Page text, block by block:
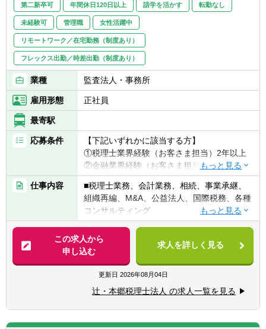
第二新卒可 年間休日120日以上 語学を活かす 転勤なし
未経験可 管理職 女性活躍中
リモートワーク／在宅勤務（制度あり）
フレックス出勤／時差出勤（制度あり）
業種 監査法人・事務所
雇用形態 正社員
最寄駅
応募条件
【下記いずれかに該当する方】
①税理士業界経験（お客さま担当）2年以上
②金融業界経験（お客さま担当）3年以上
③社会人経験（業界等問わず）2年以上 か
つ 税理士科目1科目以上の取得者
④税理士
⑤公認会計士
※税務業務未経験会計士の方も歓迎いたしま
す！！
【求める人物像】
■税務・会計にとどまらず、総合的な観点か
ら経営コンサルティングに携りたい方
仕事内容
■税理士業務、会計業務、相続、事業承継、
組織再編、M&A、公益法人、国際税務、各種
コンサルティング
【法人全体の特色】
■業界トップレベルの規模でお客様に対して
サービス提供しています。
■チーム連携：税理士、公認会計士、中小企
業診断士など、税務・会計に関わる様々な分
野のエキスパートが集結し、案件によって
は、互いにチームを組んで業務を進めること
があります。
この求人から
申し込む
求人を詳しく見る
更新日 2026年08月04日
辻・本郷税理士法人 の求人一覧を見る